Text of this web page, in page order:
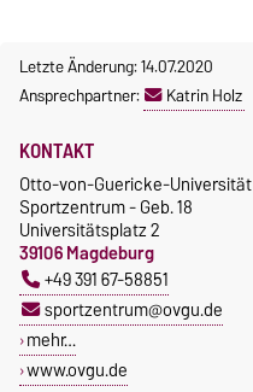
Letzte Änderung: 14.07.2020
Ansprechpartner:
Katrin Holz
KONTAKT
Otto-von-Guericke-Universität
Sportzentrum - Geb. 18
Universitätsplatz 2
39106 Magdeburg
+49 391 67-58851
sportzentrum@ovgu.de
mehr…
www.ovgu.de